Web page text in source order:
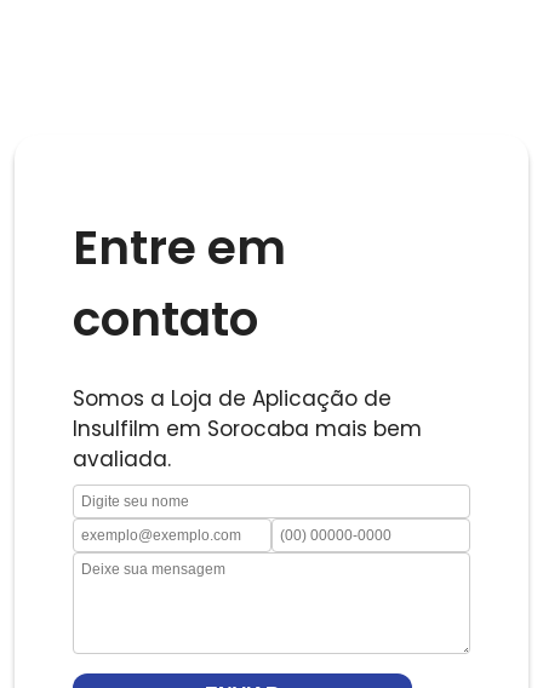
Entre em
contato
Somos a Loja de Aplicação de
Insulfilm em Sorocaba mais bem
avaliada.